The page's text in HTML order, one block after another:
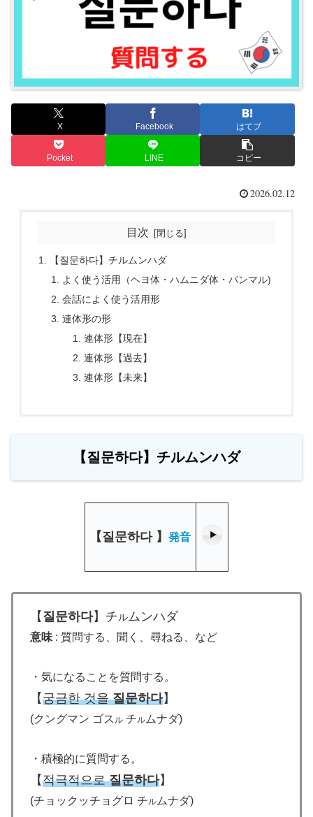
X Facebook はてブ
Pocket LINE コピー
2026.02.12
目次
【질문하다】チルムンハダ
よく使う活用（ヘヨ体・ハムニダ体・パンマル)
会話によく使う活用形
連体形の形
連体形【現在】
連体形【過去】
連体形【未来】
【질문하다】チルムンハダ
【질문하다】発音
【 질문하다】チルムンハダ
意味 : 質問する、聞く、尋ねる、など
・気になることを質問する。
【궁금한 것을질문하다】
(クングマン ゴス ル チル ムナダ)
・積極的に質問する。
【적극적으로질문하다】
(チョックッチョグロ チ ル ムナダ)